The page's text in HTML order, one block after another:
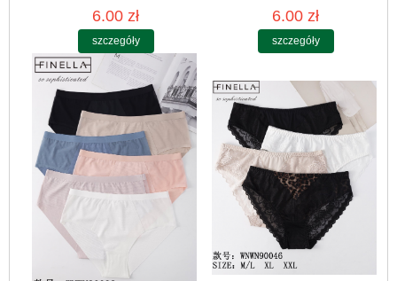
6.00 zł
szczegóły
6.00 zł
szczegóły